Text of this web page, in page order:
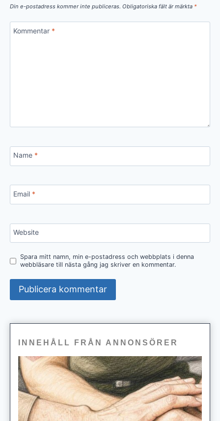
Din e-postadress kommer inte publiceras. Obligatoriska fält är märkta *
Kommentar *
Name *
Email *
Website
Spara mitt namn, min e-postadress och webbplats i denna
webbläsare till nästa gång jag skriver en kommentar.
INNEHÅLL FRÅN ANNONSÖRER